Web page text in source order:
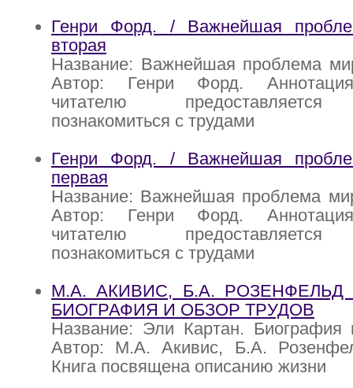
Генри Форд. / Важнейшая
вторая
Название: Важнейшая проблема
Автор: Генри Форд.
читателю предоставляется
познакомиться с трудами
Генри Форд. / Важнейшая
первая
Название: Важнейшая проблема
Автор: Генри Форд.
читателю предоставляется
познакомиться с трудами
М.А. АКИВИС, Б.А. РОЗЕНФЕЛЬД
БИОГРАФИЯ И ОБЗОР ТРУДОВ
Название: Эли Картан. Биография
Автор: М.А. Акивис, Б.А.
Книга посвящена описанию жизни